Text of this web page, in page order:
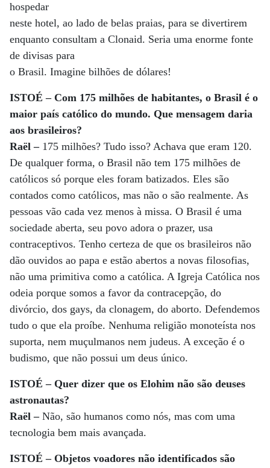
hospedar
neste hotel, ao lado de belas praias, para se divertirem
enquanto consultam a Clonaid. Seria uma enorme fonte
de divisas para
o Brasil. Imagine bilhões de dólares!
ISTOÉ – Com 175 milhões de habitantes, o Brasil é o
maior país católico do mundo. Que mensagem daria
aos brasileiros?
Raël –175 milhões? Tudo isso? Achava que eram 120.
De qualquer forma, o Brasil não tem 175 milhões de
católicos só porque eles foram batizados. Eles são
contados como católicos, mas não o são realmente. As
pessoas vão cada vez menos à missa. O Brasil é uma
sociedade aberta, seu povo adora o prazer, usa
contraceptivos. Tenho certeza de que os brasileiros não
dão ouvidos ao papa e estão abertos a novas filosofias,
não uma primitiva como a católica. A Igreja Católica nos
odeia porque somos a favor da contracepção, do
divórcio, dos gays, da clonagem, do aborto. Defendemos
tudo o que ela proíbe. Nenhuma religião monoteísta nos
suporta, nem muçulmanos nem judeus. A exceção é o
budismo, que não possui um deus único.
ISTOÉ – Quer dizer que os Elohim não são deuses
astronautas?
Raël – Não, são humanos como nós, mas com uma
tecnologia bem mais avançada.
ISTOÉ – Objetos voadores não identificados são